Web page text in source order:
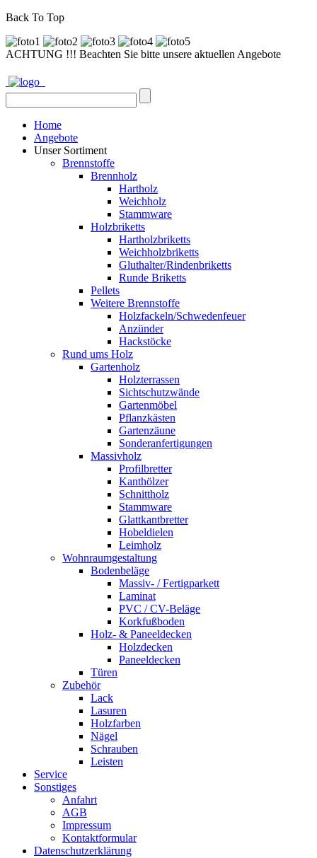
Back To Top
ACHTUNG !!! Beachten Sie bitte unsere aktuellen Angebote
Home
Angebote
Unser Sortiment
Brennstoffe
Brennholz
Hartholz
Weichholz
Stammware
Holzbriketts
Hartholzbriketts
Weichholzbriketts
Gluthalter/Rindenbriketts
Runde Briketts
Pellets
Weitere Brennstoffe
Holzfackeln/Schwedenfeuer
Anzünder
Hackstöcke
Rund ums Holz
Gartenholz
Holzterrassen
Sichtschutzwände
Gartenmöbel
Pflanzkästen
Gartenzäune
Sonderanfertigungen
Massivholz
Profilbretter
Kanthölzer
Schnittholz
Stammware
Glattkantbretter
Hobeldielen
Leimholz
Wohnraumgestaltung
Bodenbeläge
Massiv- / Fertigparkett
Laminat
PVC / CV-Beläge
Korkfußboden
Holz- & Paneeldecken
Holzdecken
Paneeldecken
Türen
Zubehör
Lack
Lasuren
Holzfarben
Nägel
Schrauben
Leisten
Service
Sonstiges
Anfahrt
AGB
Impressum
Kontaktformular
Datenschutzerklärung